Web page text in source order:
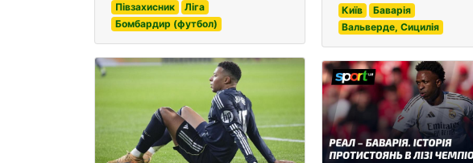
Півзахисник
Ліга
Бомбардир (футбол)
Київ
Баварія
Вальверде, Сицилія